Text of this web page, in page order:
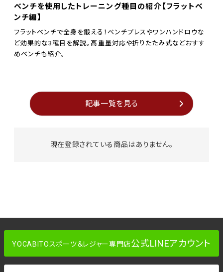
ベンチを使用したトレーニング種目の紹介【フラットベ
ンチ編】
フラットベンチで全身を鍛える！ベンチプレスやワンハンドロウな
ど効果的な3種目を解説。高重量対応や折りたたみ式などおすす
めベンチも紹介。
記事一覧を見る
現在登録されている商品はありません。
YOCABITOスポーツ＆レジャー専門店公式LINEアカウント